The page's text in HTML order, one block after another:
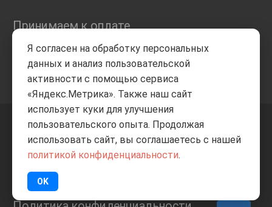
Принимаем к оплате
+7 8332205-805 ВВЕРХ
ИП Баранов А.С. 2026
Я согласен на обработку персональных
данных и анализ пользовательской
активности с помощью сервиса
«Яндекс.Метрика». Также наш сайт
использует куки для улучшения
пользовательского опыта. Продолжая
использовать сайт, вы соглашаетесь с нашей
политикой конфиденциальности.
OK